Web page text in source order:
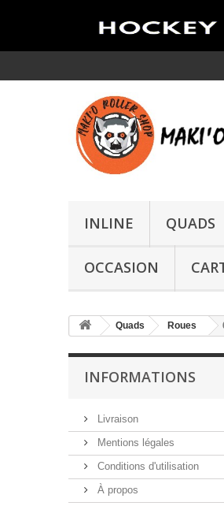
INLINE QUADS
OCCASION
Quads Roues
INFORMATIONS
Livraison
Mentions légales
Conditions d'utilisation
À propos